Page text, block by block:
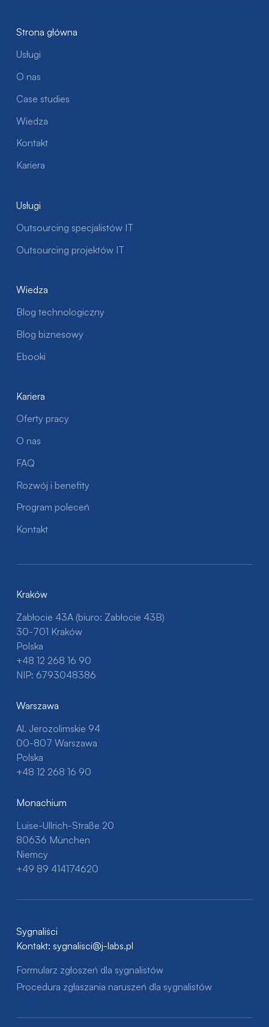
Strona główna
Usługi
O nas
Case studies
Wiedza
Kontakt
Kariera
Usługi
Outsourcing specjalistów IT
Outsourcing projektów IT
Wiedza
Blog technologiczny
Blog biznesowy
Ebooki
Kariera
Oferty pracy
O nas
FAQ
Rozwój i benefity
Program poleceń
Kontakt
Kraków
Zabłocie 43A (biuro: Zabłocie 43B)
30-701 Kraków
Polska
+48 12 268 16 90
NIP: 6793048386
Warszawa
Al. Jerozolimskie 94
00-807 Warszawa
Polska
+48 12 268 16 90
Monachium
Luise-Ullrich-Straße 20
80636 München
Niemcy
+49 89 414174620
Sygnaliści
Kontakt: sygnalisci@j-labs.pl
Formularz zgłoszeń dla sygnalistów
Procedura zgłaszania naruszeń dla sygnalistów